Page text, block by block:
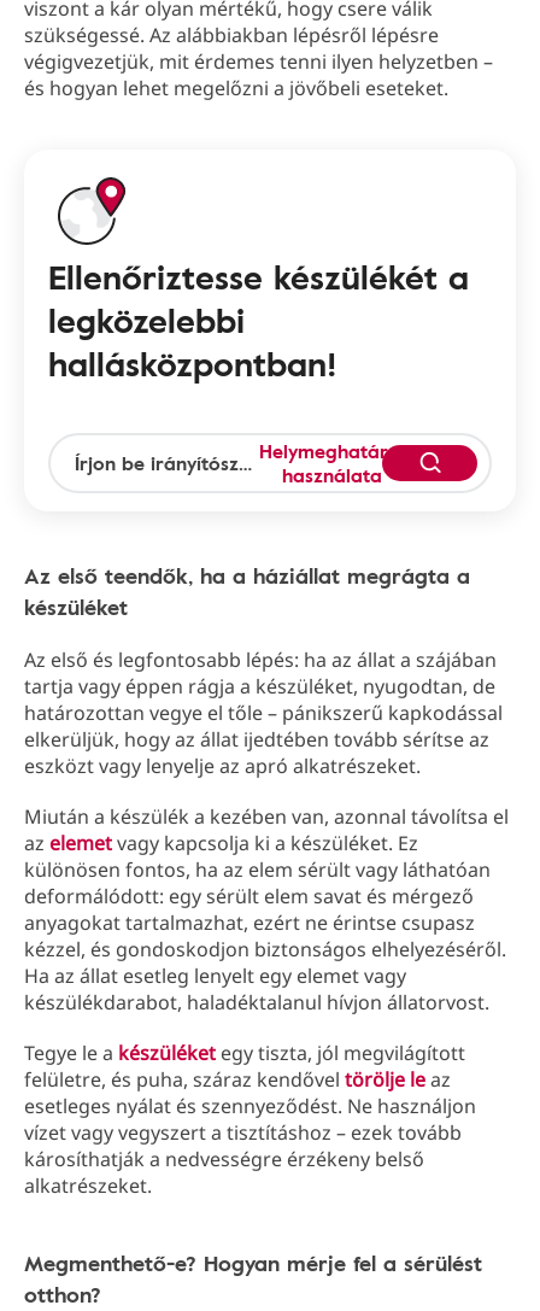
viszont a kár olyan mértékű, hogy csere válik
szükségessé. Az alábbiakban lépésről lépésre
végigvezetjük, mit érdemes tenni ilyen helyzetben –
és hogyan lehet megelőzni a jövőbeli eseteket.
Ellenőriztesse készülékét a
legközelebbi
hallásközpontban!
Helymeghatározás
használata
Az első teendők, ha a háziállat megrágta a
készüléket
Az első és legfontosabb lépés: ha az állat a szájában
tartja vagy éppen rágja a készüléket, nyugodtan, de
határozottan vegye el tőle – pánikszerű kapkodással
elkerüljük, hogy az állat ijedtében tovább sérítse az
eszközt vagy lenyelje az apró alkatrészeket.
Miután a készülék a kezében van, azonnal távolítsa el
az elemetvagy kapcsolja ki a készüléket. Ez
különösen fontos, ha az elem sérült vagy láthatóan
deformálódott: egy sérült elem savat és mérgező
anyagokat tartalmazhat, ezért ne érintse csupasz
kézzel, és gondoskodjon biztonságos elhelyezéséről.
Ha az állat esetleg lenyelt egy elemet vagy
készülékdarabot, haladéktalanul hívjon állatorvost.
Tegye le a készüléket egy tiszta, jól megvilágított
felületre, és puha, száraz kendővel törölje leaz
esetleges nyálat és szennyeződést. Ne használjon
vízet vagy vegyszert a tisztításhoz – ezek tovább
károsíthatják a nedvességre érzékeny belső
alkatrészeket.
Megmenthető-e? Hogyan mérje fel a sérülést
otthon?